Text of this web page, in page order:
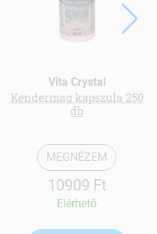
Vita Crystal
Kendermag kapszula 250
db
MEGNÉZEM
10909 Ft
Elérhetõ